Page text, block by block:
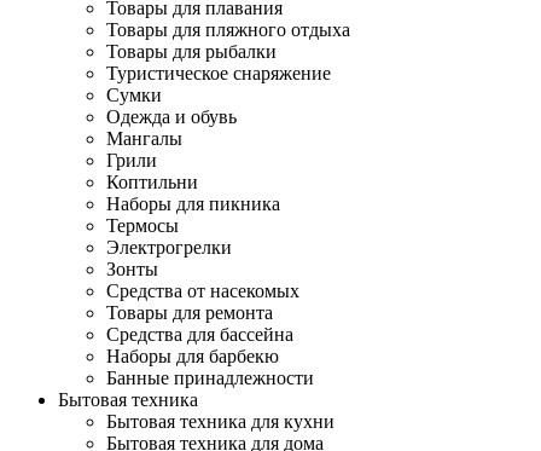
Товары для плавания
Товары для пляжного отдыха
Товары для рыбалки
Туристическое снаряжение
Сумки
Одежда и обувь
Мангалы
Грили
Коптильни
Наборы для пикника
Термосы
Электрогрелки
Зонты
Средства от насекомых
Товары для ремонта
Средства для бассейна
Наборы для барбекю
Банные принадлежности
Бытовая техника
Бытовая техника для кухни
Бытовая техника для дома